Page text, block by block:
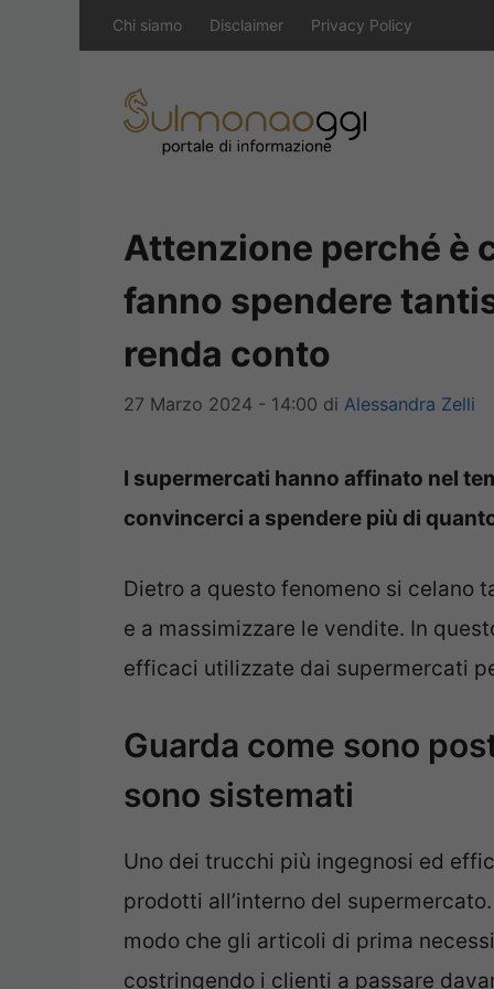
Chi siamo Disclaimer Privacy Policy
Attenzione perché è
fanno spendere
renda conto
27 Marzo 2024 - 14:00 di Alessandra Zelli
I supermercati hanno affinato nel
convincerci a spendere più di
Dietro a questo fenomeno si celano
e a massimizzare le vendite. In
efficaci utilizzate dai supermercati
Guarda come sono
sono sistemati
Uno dei trucchi più ingegnosi ed
prodotti all’interno del
modo che gli articoli di prima
costringendo i clienti a passare